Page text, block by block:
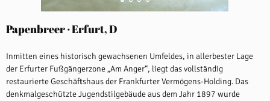
Papenbreer · Erfurt, D
Inmitten eines historisch gewachsenen Umfeldes, in allerbester Lage
der Erfurter Fußgängerzone „Am Anger“, liegt das vollständig
restaurierte Geschäftshaus der Frankfurter Vermögens-Holding. Das
denkmalgeschützte Jugendstilgebäude aus dem Jahr 1897 wurde